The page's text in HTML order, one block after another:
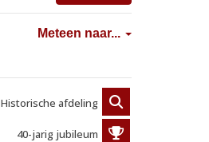
Meteen naar...
Historische afdeling
40-jarig jubileum